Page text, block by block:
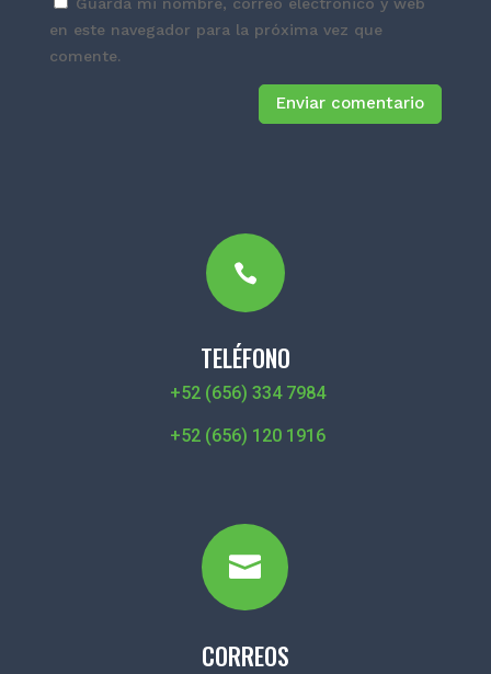
en este navegador para la próxima vez que
comente.
Enviar comentario

TELÉFONO
+52 (656) 334 7984
+52 (656) 120 1916

CORREOS